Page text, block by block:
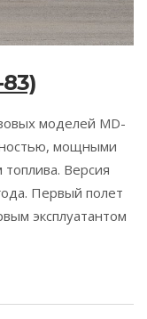
моделей MD-
мощными
Версия
Первый полет
эксплуатантом